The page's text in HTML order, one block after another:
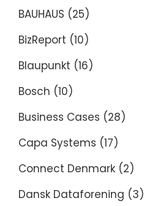
BAUHAUS (25)
BizReport (10)
Blaupunkt (16)
Bosch (10)
Business Cases (28)
Capa Systems (17)
Connect Denmark (2)
Dansk Dataforening (3)